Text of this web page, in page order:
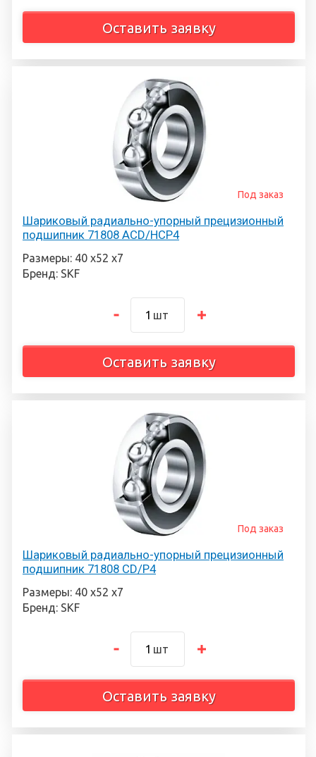
Оставить заявку
Шариковый радиально-упорный прецизионный
подшипник 71808 ACD/HCP4
Под заказ
Размеры: 40 х52 х7
Бренд: SKF
шт
Оставить заявку
Шариковый радиально-упорный прецизионный
подшипник 71808 CD/P4
Под заказ
Размеры: 40 х52 х7
Бренд: SKF
шт
Оставить заявку